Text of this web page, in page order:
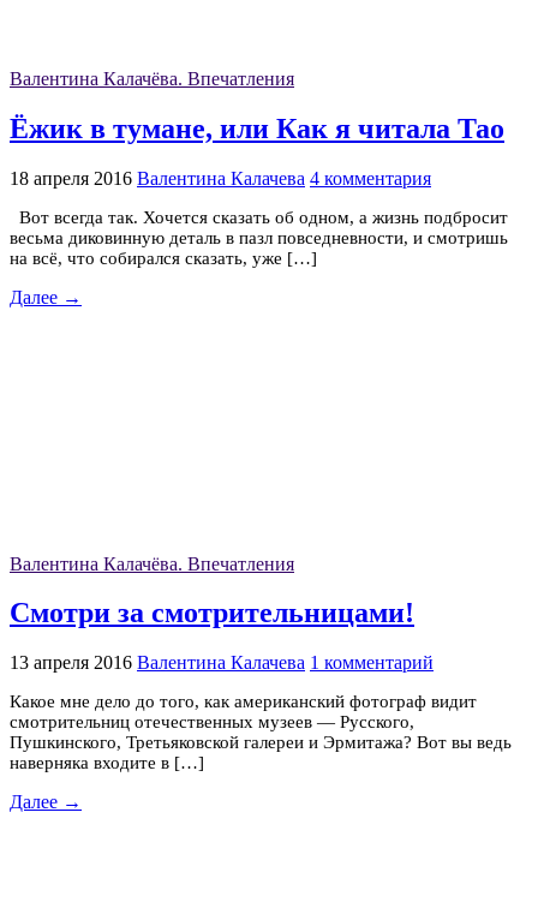
Валентина Калачёва. Впечатления
Ёжик в тумане, или Как я читала Тао
18 апреля 2016 Валентина Калачева 4 комментария
Вот всегда так. Хочется сказать об одном, а жизнь подбросит
весьма диковинную деталь в пазл повседневности, и смотришь
на всё, что собирался сказать, уже […]
Далее →
Валентина Калачёва. Впечатления
Смотри за смотрительницами!
13 апреля 2016 Валентина Калачева 1 комментарий
Какое мне дело до того, как американский фотограф видит
смотрительниц отечественных музеев — Русского,
Пушкинского, Третьяковской галереи и Эрмитажа? Вот вы ведь
наверняка входите в […]
Далее →